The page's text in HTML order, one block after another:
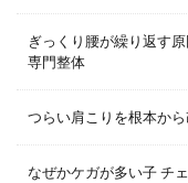
ぎっくり腰が繰り返す
専門整体
つらい肩こりを根本か
なぜかケガが多い子 チ